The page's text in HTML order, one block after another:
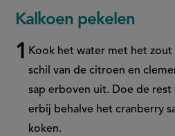
Kalkoen pekelen
Kook het water met het zout
schil van de citroen en
sap erboven uit. Doe de
erbij behalve het cranberry
koken.